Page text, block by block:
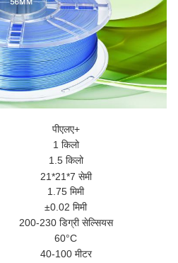
पीएलए+
1 किलो
1.5 किलो
21*21*7 सेमी
1.75 मिमी
±0.02 मिमी
200-230 डिग्री सेल्सियस
60°C
40-100 मीटर